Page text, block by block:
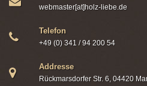
webmaster[at]holz-liebe.de
Telefon
+49 (0) 341 / 94 200 54
Addresse
Rückmarsdorfer Str. 6, 04420